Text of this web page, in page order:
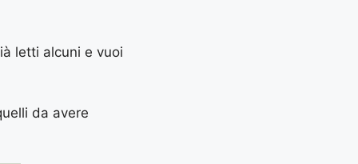
letti alcuni e vuoi
da avere